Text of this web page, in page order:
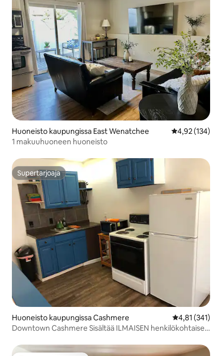
Huoneisto kaupungissa East Wenatchee
4,92 (134)
1 makuuhuoneen huoneisto
Supertarjoaja
Supertarjoaja
Huoneisto kaupungissa Cashmere
4,81 (341)
Downtown Cashmere Sisältää ILMAISEN henkilökohtaisen